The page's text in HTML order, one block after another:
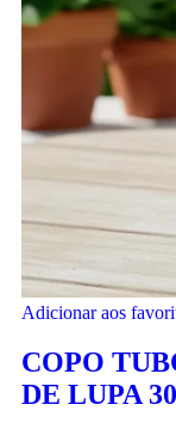
Adicionar aos
COPO
DE LUPA